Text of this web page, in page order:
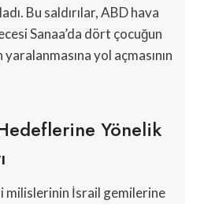
Bu saldırılar, ABD hava
Sanaa’da dört çocuğun
yol açmasının
Yönelik
milislerinin İsrail gemilerine